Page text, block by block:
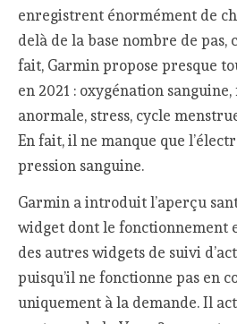
enregistrent énormément de
delà de la base nombre de pas,
fait, Garmin propose presque
en 2021 : oxygénation
anormale, stress, cycle
En fait, il ne manque que
pression sanguine.
Garmin a introduit l’aperçu
widget dont le fonctionnement
des autres widgets de suivi
puisqu’il ne fonctionne pas en
uniquement à la demande. Il